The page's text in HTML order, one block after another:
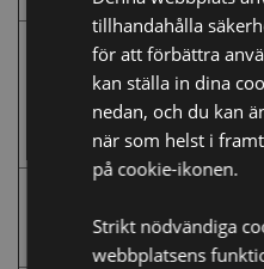
World of Kids-
29
- 1
Oktober
2026
Hongkong, Kina
Oktober
2026
tillhandahålla
för att förbättra
kan ställa in dina
nedan, och du kan
när som helst i
på cookie-ikonen.
Strikt nödvändiga
webbplatsens